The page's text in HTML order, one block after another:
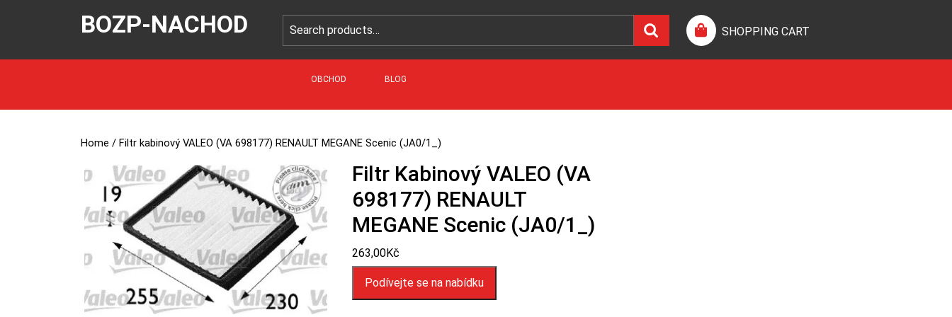
BOZP-NACHOD SHOPPING CART
OBCHOD BLOG
Home / Filtr kabinový VALEO (VA 698177) RENAULT MEGANE Scenic (JA0/1_)
Filtr Kabinový VALEO (VA
698177) RENAULT
MEGANE Scenic (JA0/1_)
263,00Kč
Podívejte se na nabídku